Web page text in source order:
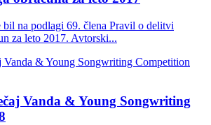
bil na podlagi 69. člena Pravil o delitvi
za leto 2017. Avtorski...
Vanda & Young Songwriting